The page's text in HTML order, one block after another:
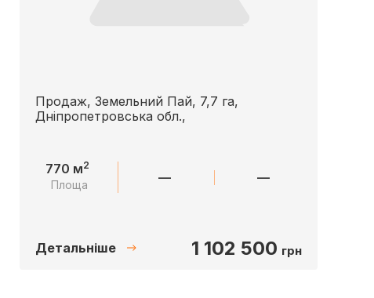
Продаж, Земельний Пай, 7,7 га,
Дніпропетровська обл.,
770 м2
Площа — —
Детальніше 1 102 500 грн